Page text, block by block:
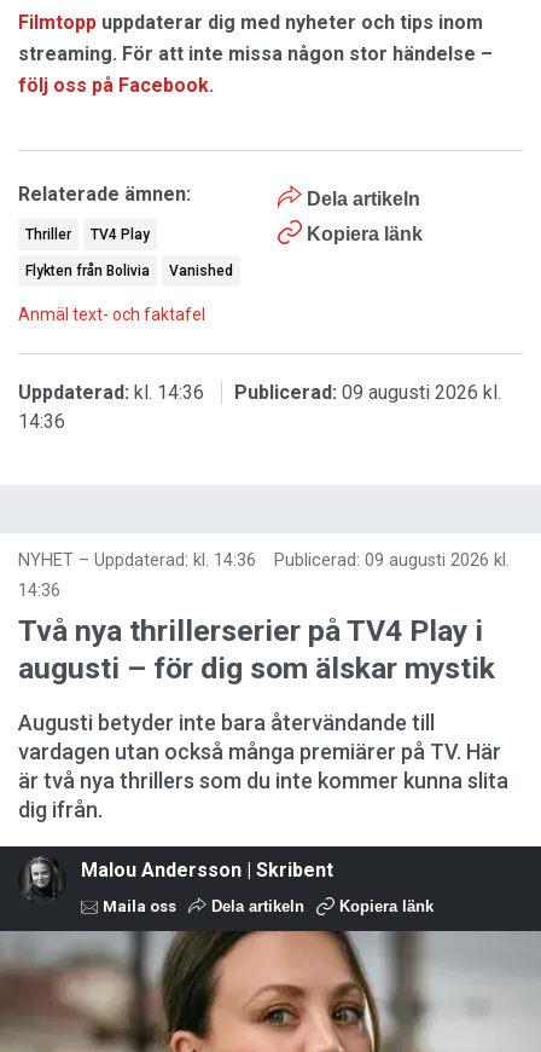
Filmtopp uppdaterar dig med nyheter och tips inom
streaming. För att inte missa någon stor händelse –
följ oss på Facebook.
Dela artikeln
Kopiera länk
Relaterade ämnen:
Thriller TV4 Play
Flykten från Bolivia Vanished
Anmäl text- och faktafel
Uppdaterad: kl. 14:36 Publicerad: 09 augusti 2026 kl.
14:36
NYHET – Uppdaterad: kl. 14:36 Publicerad: 09 augusti 2026 kl.
14:36
Två nya thrillerserier på TV4 Play i
augusti – för dig som älskar mystik
Augusti betyder inte bara återvändande till
vardagen utan också många premiärer på TV. Här
är två nya thrillers som du inte kommer kunna slita
dig ifrån.
Malou Andersson | Skribent
Maila oss Dela artikeln Kopiera länk